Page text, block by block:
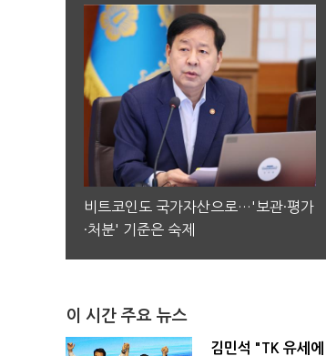
비트코인도 국가자산으로…'보관·평가
·처분' 기준은 숙제
이 시간 주요 뉴스
김민석 "TK 유세